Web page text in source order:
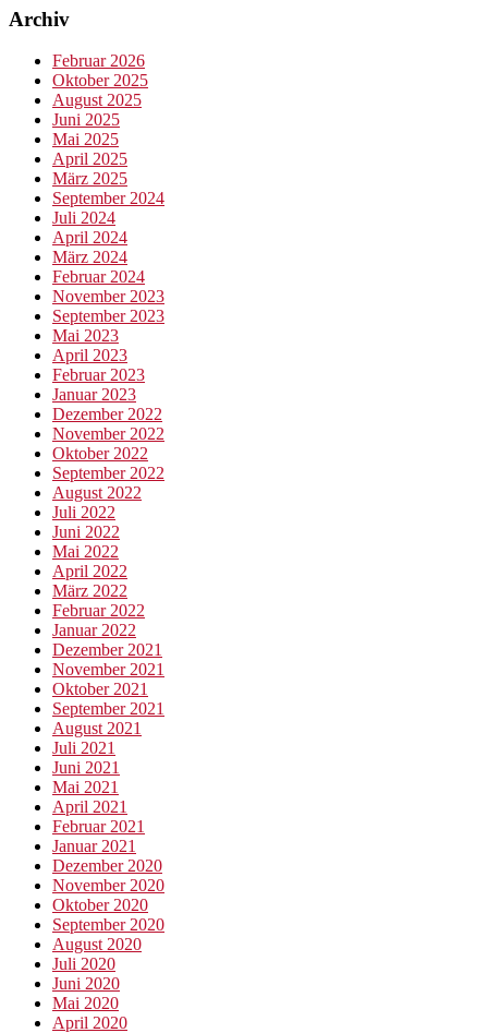
Archiv
Februar 2026
Oktober 2025
August 2025
Juni 2025
Mai 2025
April 2025
März 2025
September 2024
Juli 2024
April 2024
März 2024
Februar 2024
November 2023
September 2023
Mai 2023
April 2023
Februar 2023
Januar 2023
Dezember 2022
November 2022
Oktober 2022
September 2022
August 2022
Juli 2022
Juni 2022
Mai 2022
April 2022
März 2022
Februar 2022
Januar 2022
Dezember 2021
November 2021
Oktober 2021
September 2021
August 2021
Juli 2021
Juni 2021
Mai 2021
April 2021
Februar 2021
Januar 2021
Dezember 2020
November 2020
Oktober 2020
September 2020
August 2020
Juli 2020
Juni 2020
Mai 2020
April 2020